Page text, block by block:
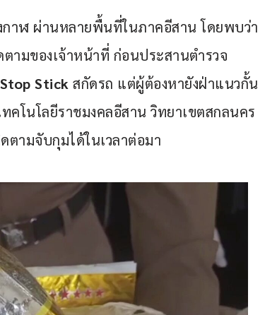
กาฬ ผ่านหลายพื้นที่ในภาคอีสาน โดยพบว่า
ามของเจ้าหน้าที่ ก่อนประสานตำรวจ
Stop Stick สกัดรถ แต่ผู้ต้องหายังฝ่าแนวกั้น
โนโลยีราชมงคลอีสาน วิทยาเขตสกลนคร
ตามจับกุมได้ในเวลาต่อมา